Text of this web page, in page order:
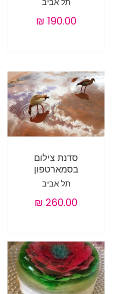
תל אביב
סדנת צילום
בסמארטפון
תל אביב